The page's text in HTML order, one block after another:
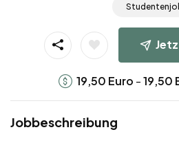
19,50 Euro -19,50
Jobbeschreibung